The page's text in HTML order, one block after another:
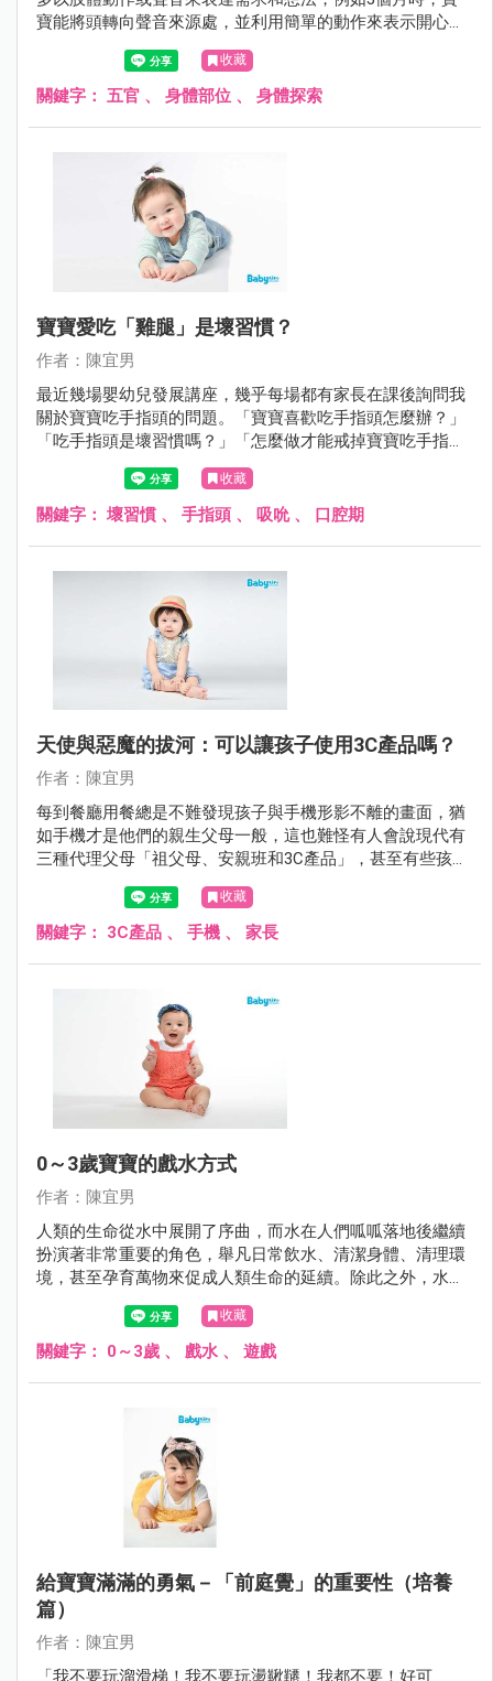
寶能將頭轉向聲音來源處，並利用簡單的動作來表示開心
（如揮手、踢腿等）。7～12個月時，寶寶對身體部位（如
肢體、五官）的理解能力與聽理解能力逐漸提升，也喜歡模
仿大人做出一些簡單的動作，寶寶逐漸可以配合大人的指令
通，如用手指著想要的物品、揮揮手表示不要等。 3. 吃點心
時，寶寶可以配合大人「嘴巴打開！」等指令將嘴巴打開。
收藏
關鍵字： 五官 、 身體部位 、 身體探索
寶寶愛吃「雞腿」是壞習慣？
作者：陳宜男
最近幾場嬰幼兒發展講座，幾乎每場都有家長在課後詢問我
關於寶寶吃手指頭的問題。「寶寶喜歡吃手指頭怎麼辦？」
「吃手指頭是壞習慣嗎？」「怎麼做才能戒掉寶寶吃手指頭
的習慣呢？」
收藏
關鍵字： 壞習慣 、 手指頭 、 吸吮、 口腔期
天使與惡魔的拔河：可以讓孩子使用3C產品嗎？
作者：陳宜男
每到餐廳用餐總是不難發現孩子與手機形影不離的畫面，猶
如手機才是他們的親生父母一般，這也難怪有人會說現代有
三種代理父母「祖父母、安親班和3C產品」，甚至有些孩子
與3C產品之間的情感連結更勝過於親生父母呢！
收藏
關鍵字： 3C產品 、 手機 、 家長
0～3歲寶寶的戲水方式
作者：陳宜男
人類的生命從水中展開了序曲，而水在人們呱呱落地後繼續
扮演著非常重要的角色，舉凡日常飲水、清潔身體、清理環
境，甚至孕育萬物來促成人類生命的延續。除此之外，水中
也是人們最喜愛的遊戲、運動環境之一，寶寶也不例外。
收藏
關鍵字： 0～3歲 、 戲水 、 遊戲
給寶寶滿滿的勇氣－「前庭覺」的重要性（培養
篇）
作者：陳宜男
「我不要玩溜滑梯！我不要玩盪鞦韆！我都不要！好可